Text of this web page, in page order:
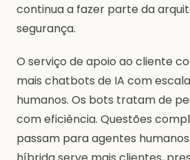
continua a fazer parte da
segurança.
O serviço de apoio ao cliente
mais chatbots de IA com
humanos. Os bots tratam de
com eficiência. Questões
passam para agentes